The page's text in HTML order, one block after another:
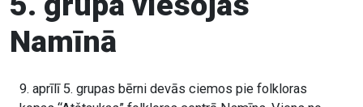
Namīnā
9. aprīlī 5. grupas bērni devās ciemos pie folkloras